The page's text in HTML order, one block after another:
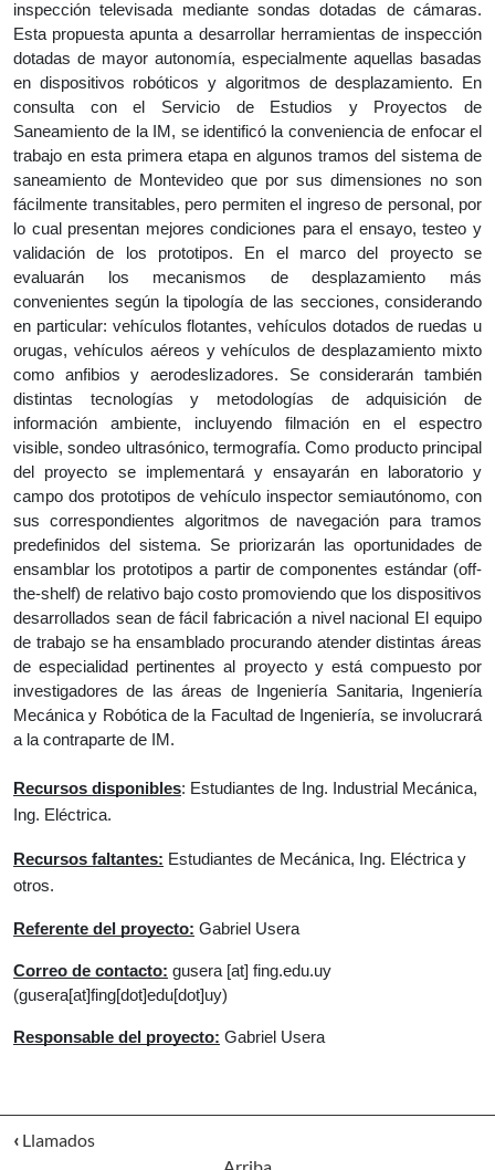
inspección televisada mediante sondas dotadas de cámaras.
Esta propuesta apunta a desarrollar herramientas de inspección
dotadas de mayor autonomía, especialmente aquellas basadas
en dispositivos robóticos y algoritmos de desplazamiento. En
consulta con el Servicio de Estudios y Proyectos de
Saneamiento de la IM, se identificó la conveniencia de enfocar el
trabajo en esta primera etapa en algunos tramos del sistema de
saneamiento de Montevideo que por sus dimensiones no son
fácilmente transitables, pero permiten el ingreso de personal, por
lo cual presentan mejores condiciones para el ensayo, testeo y
validación de los prototipos. En el marco del proyecto se
evaluarán los mecanismos de desplazamiento más
convenientes según la tipología de las secciones, considerando
en particular: vehículos flotantes, vehículos dotados de ruedas u
orugas, vehículos aéreos y vehículos de desplazamiento mixto
como anfibios y aerodeslizadores. Se considerarán también
distintas tecnologías y metodologías de adquisición de
información ambiente, incluyendo filmación en el espectro
visible, sondeo ultrasónico, termografía. Como producto principal
del proyecto se implementará y ensayarán en laboratorio y
campo dos prototipos de vehículo inspector semiautónomo, con
sus correspondientes algoritmos de navegación para tramos
predefinidos del sistema. Se priorizarán las oportunidades de
ensamblar los prototipos a partir de componentes estándar (off-
the-shelf) de relativo bajo costo promoviendo que los dispositivos
desarrollados sean de fácil fabricación a nivel nacional El equipo
de trabajo se ha ensamblado procurando atender distintas áreas
de especialidad pertinentes al proyecto y está compuesto por
investigadores de las áreas de Ingeniería Sanitaria, Ingeniería
Mecánica y Robótica de la Facultad de Ingeniería, se involucrará
a la contraparte de IM.
Recursos disponibles: Estudiantes de Ing. Industrial Mecánica,
Ing. Eléctrica.
Recursos faltantes: Estudiantes de Mecánica, Ing. Eléctrica y
otros.
Referente del proyecto: Gabriel Usera
Correo de contacto: gusera [at] fing.edu.uy
(gusera[at]fing[dot]edu[dot]uy)
Responsable del proyecto: Gabriel Usera
‹ Llamados